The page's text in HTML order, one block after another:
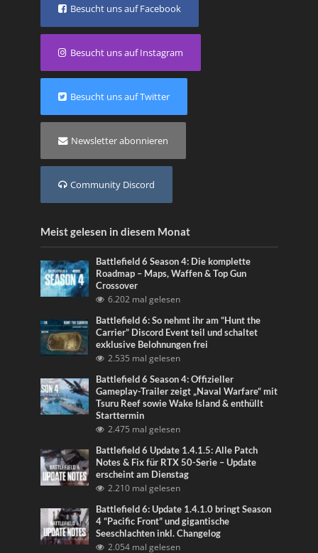
Besucht uns auf Facebook
Besucht uns auf Instagram
Besucht uns auf Twitter
Newsletter abonnieren
Community Discord
Meist gelesen in diesem Monat
Battlefield 6 Season 4: Die komplette
Roadmap – Maps, Waffen & Top Gun
Crossover
6.202 mal gelesen
Battlefield 6: So nehmt ihr am “Hunt the
Carrier” Discord Event teil und schaltet
exklusive Belohnungen frei
2.535 mal gelesen
Battlefield 6 Season 4: Offizieller
Gameplay-Trailer zeigt „Naval Warfare“ mit
Tsuru Reef sowie Wake Island & enthüllt
Starttermin
2.475 mal gelesen
Battlefield 6 Update 1.4.1.5: Alle Patch
Notes & Fix für RTX 50-Serie – Update
erscheint am Dienstag
2.210 mal gelesen
Battlefield 6: Update 1.4.1.0 bringt Season
4 “Pacific Front” und gigantische
Seeschlachten inkl. Changelog
2.054 mal gelesen